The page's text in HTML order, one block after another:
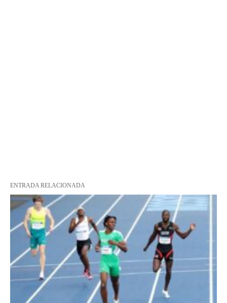
ENTRADA RELACIONADA